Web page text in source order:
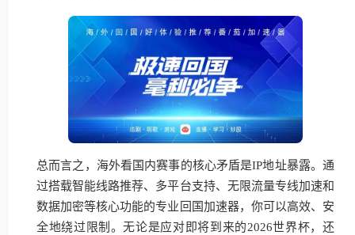
总而言之，海外看国内赛事的核心矛盾是IP地址暴露。通
过搭载智能线路推荐、多平台支持、无限流量专线加速和
数据加密等核心功能的专业回国加速器，你可以高效、安
全地绕过限制。无论是应对即将到来的2026世界杯，还